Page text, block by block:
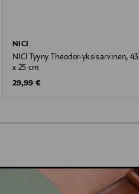
NICI
NICI Tyyny Theodor-yksisarvinen, 43
x 25 cm
Original Price
29,99 €